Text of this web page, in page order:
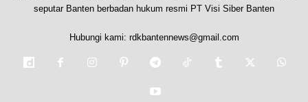
seputar Banten berbadan hukum resmi PT Visi Siber Banten
Hubungi kami: rdkbantennews@gmail.com